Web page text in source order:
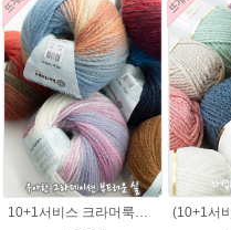
10+1서비스 크라머룩스 털실/부드러운 나염뜨개실 목도리뜨개질 수입 그라데이션털실